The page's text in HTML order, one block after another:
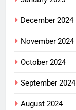
December 2024
November 2024
October 2024
September 2024
August 2024